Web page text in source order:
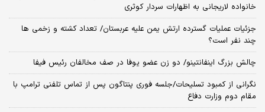
خانواده لاریجانی به اظهارات سردار کوثری
جزئیات عملیات گسترده ارتش یمن علیه عربستان/ تعداد کشته و زخمی ها
چند نفر است؟
چالش بزرگ اینفانتینو/ دو زن عضو یوفا در صف مخالفان رئیس فیفا
نگرانی از کمبود تسلیحات/جلسه فوری پنتاگون پس از تماس تلفنی ترامپ با
مقام دوم وزارت دفاع